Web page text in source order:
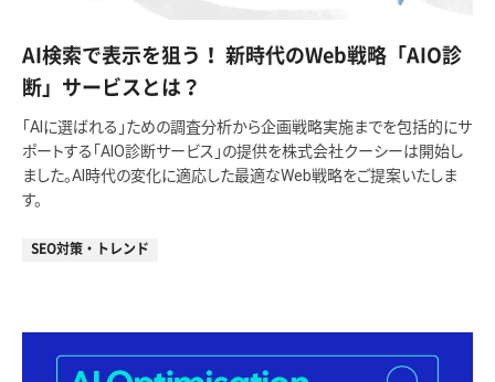
AI検索で表示を狙う！ 新時代のWeb戦略「AIO診
断」サービスとは？
「AIに選ばれる」ための調査分析から企画戦略実施までを包括的にサ
ポートする「AIO診断サービス」の提供を株式会社クーシーは開始し
ました。AI時代の変化に適応した最適なWeb戦略をご提案いたしま
す。
SEO対策・トレンド